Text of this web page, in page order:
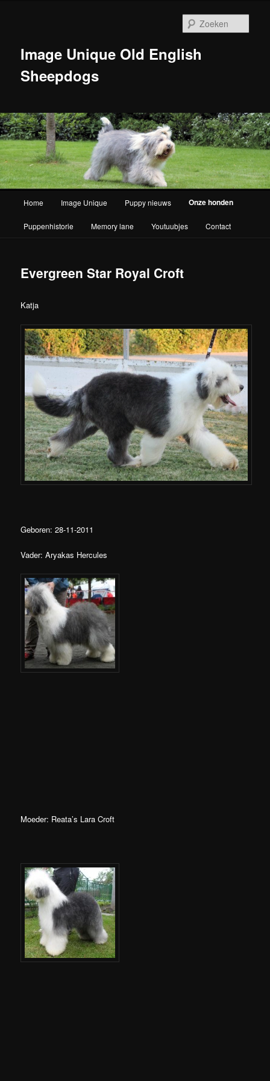
Image Unique Old English
Sheepdogs
Spring naar de primaire inhoud
Home Image Unique Puppy nieuws Onze honden
Puppenhistorie Memory lane Youtuubjes Contact
Evergreen Star Royal Croft
Katja
Geboren: 28-11-2011
Vader: Aryakas Hercules
Moeder: Reata’s Lara Croft